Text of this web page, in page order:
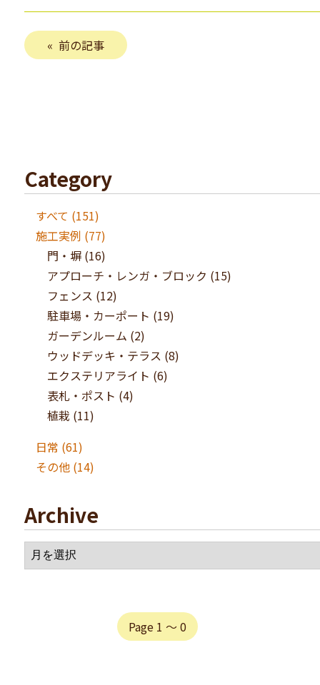
前の記事
Category
すべて (151)
施工実例 (77)
門・塀(16)
アプローチ・レンガ・ブロック (15)
フェンス (12)
駐車場・カーポート (19)
ガーデンルーム (2)
ウッドデッキ・テラス (8)
エクステリアライト (6)
表札・ポスト (4)
植栽 (11)
日常 (61)
その他(14)
Archive
Page 1 〜 0